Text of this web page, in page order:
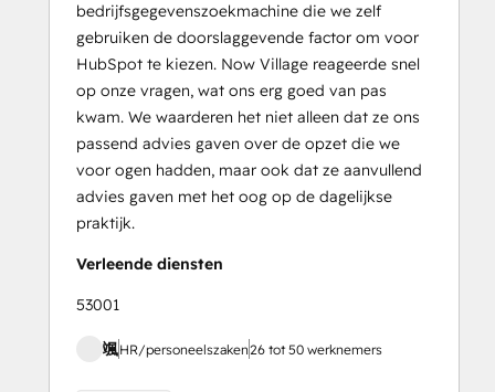
bedrijfsgegevenszoekmachine die we zelf
gebruiken de doorslaggevende factor om voor
HubSpot te kiezen. Now Village reageerde snel
op onze vragen, wat ons erg goed van pas
kwam. We waarderen het niet alleen dat ze ons
passend advies gaven over de opzet die we
voor ogen hadden, maar ook dat ze aanvullend
advies gaven met het oog op de dagelijkse
praktijk.
Verleende diensten
53001
颯HR/personeelszaken26 tot 50 werknemers